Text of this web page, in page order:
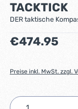
TACKTICK
DER taktische
Regulärer Preis:
€474.95
Preise inkl. MwSt. zzgl.
Produkt